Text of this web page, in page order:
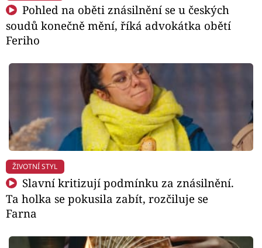
Pohled na oběti znásilnění se u českých
soudů konečně mění, říká advokátka obětí
Feriho
ŽIVOTNÍ STYL
Slavní kritizují podmínku za znásilnění.
Ta holka se pokusila zabít, rozčiluje se
Farna